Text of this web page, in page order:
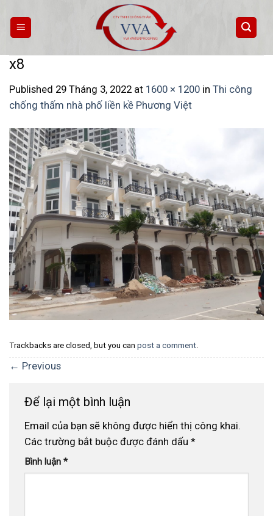
content
x8
Published 29 Tháng 3, 2022 at 1600 × 1200 in Thi công
chống thấm nhà phố liền kề Phương Việt
Trackbacks are closed, but you can post a comment.
← Previous
Để lại một bình luận
Email của bạn sẽ không được hiển thị công khai.
Các trường bắt buộc được đánh dấu *
Bình luận *